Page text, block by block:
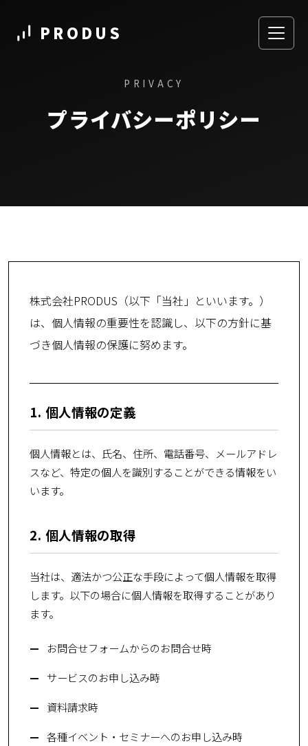
PRODUS
PRIVACY
プライバシーポリシー
株式会社PRODUS（以下「当社」といいます。）
は、個人情報の重要性を認識し、以下の方針に基
づき個人情報の保護に努めます。
1. 個人情報の定義
個人情報とは、氏名、住所、電話番号、メールアドレ
スなど、特定の個人を識別することができる情報をい
います。
2. 個人情報の取得
当社は、適法かつ公正な手段によって個人情報を取得
します。以下の場合に個人情報を取得することがあり
ます。
お問合せフォームからのお問合せ時
サービスのお申し込み時
資料請求時
各種イベント・セミナーへのお申し込み時